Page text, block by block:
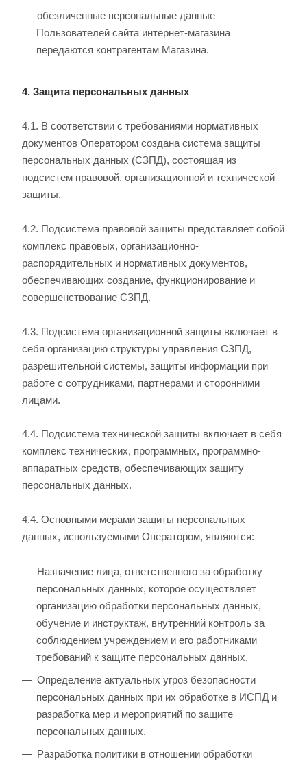
обезличенные персональные данные
Пользователей сайта интернет-магазина
передаются контрагентам Магазина.
4. Защита персональных данных
4.1. В соответствии с требованиями нормативных
документов Оператором создана система защиты
персональных данных (СЗПД), состоящая из
подсистем правовой, организационной и технической
защиты.
4.2. Подсистема правовой защиты представляет собой
комплекс правовых, организационно-
распорядительных и нормативных документов,
обеспечивающих создание, функционирование и
совершенствование СЗПД.
4.3. Подсистема организационной защиты включает в
себя организацию структуры управления СЗПД,
разрешительной системы, защиты информации при
работе с сотрудниками, партнерами и сторонними
лицами.
4.4. Подсистема технической защиты включает в себя
комплекс технических, программных, программно-
аппаратных средств, обеспечивающих защиту
персональных данных.
4.4. Основными мерами защиты персональных
данных, используемыми Оператором, являются:
Назначение лица, ответственного за обработку
персональных данных, которое осуществляет
организацию обработки персональных данных,
обучение и инструктаж, внутренний контроль за
соблюдением учреждением и его работниками
требований к защите персональных данных.
Определение актуальных угроз безопасности
персональных данных при их обработке в ИСПД и
разработка мер и мероприятий по защите
персональных данных.
Разработка политики в отношении обработки